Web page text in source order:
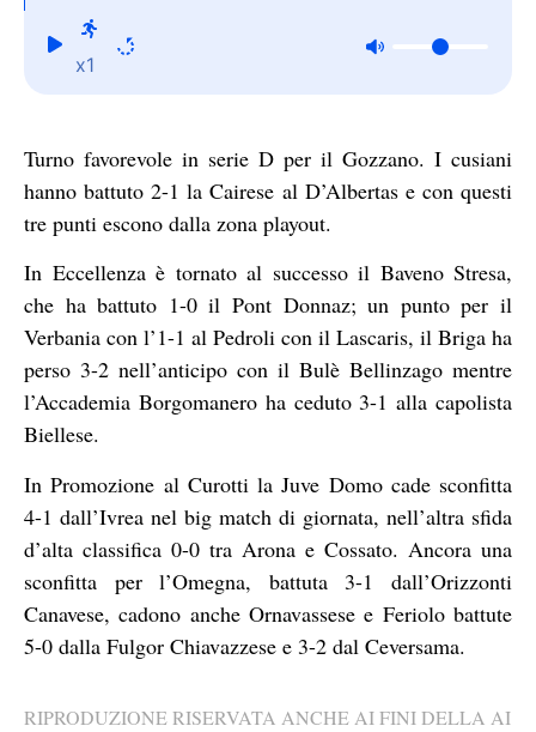
x1
Turno favorevole in serie D per il Gozzano. I cusiani
hanno battuto 2-1 la Cairese al D’Albertas e con questi
tre punti escono dalla zona playout.
In Eccellenza è tornato al successo il Baveno Stresa,
che ha battuto 1-0 il Pont Donnaz; un punto per il
Verbania con l’1-1 al Pedroli con il Lascaris, il Briga ha
perso 3-2 nell’anticipo con il Bulè Bellinzago mentre
l’Accademia Borgomanero ha ceduto 3-1 alla capolista
Biellese.
In Promozione al Curotti la Juve Domo cade sconfitta
4-1 dall’Ivrea nel big match di giornata, nell’altra sfida
d’alta classifica 0-0 tra Arona e Cossato. Ancora una
sconfitta per l’Omegna, battuta 3-1 dall’Orizzonti
Canavese, cadono anche Ornavassese e Feriolo battute
5-0 dalla Fulgor Chiavazzese e 3-2 dal Ceversama.
RIPRODUZIONE RISERVATA ANCHE AI FINI DELLA AI